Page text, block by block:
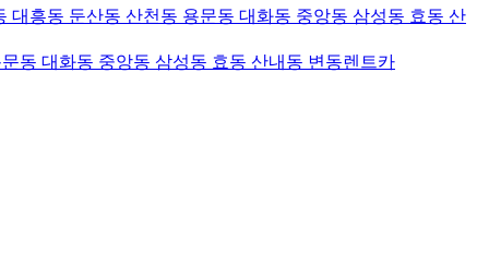
흥동 둔산동 산천동 용문동 대화동 중앙동 삼성동 효동 산
동 대화동 중앙동 삼성동 효동 산내동 변동렌트카